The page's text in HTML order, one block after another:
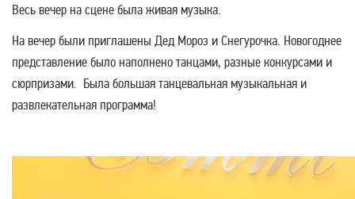
Весь вечер на сцене была живая музыка.
На вечер были приглашены Дед Мороз и Снегурочка. Новогоднее
представление было наполнено танцами, разные конкурсами и
сюрпризами. Была большая танцевальная музыкальная и
развлекательная программа!